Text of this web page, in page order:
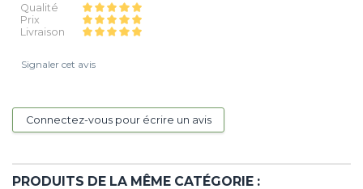
Qualité
Prix
Livraison
Signaler cet avis
Connectez-vous pour écrire un avis
PRODUITS DE LA MÊME CATÉGORIE :